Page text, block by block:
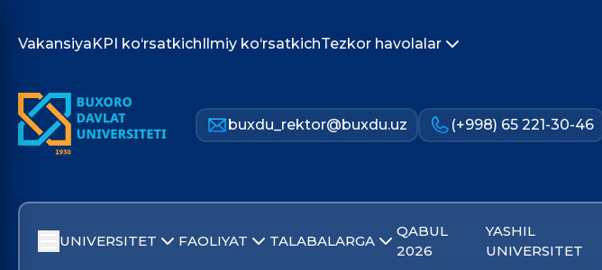
VakansiyaKPI ko‘rsatkichIlmiy ko‘rsatkichTezkor havolalar
buxdu_rektor@buxdu.uz (+998) 65 221-30-46
UNIVERSITET FAOLIYAT TALABALARGA
QABUL
2026
YASHIL
UNIVERSITET